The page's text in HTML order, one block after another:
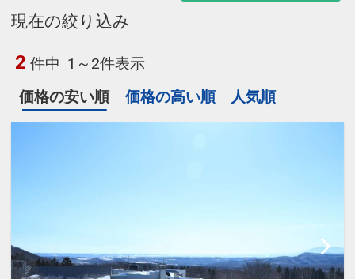
現在の絞り込み
2 件中 1～2件表示
価格の安い順
価格の高い順 人気順